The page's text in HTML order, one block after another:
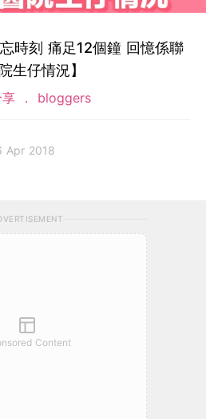
時刻 痛足12個鐘 回憶係聯
生仔情況】
bloggers
Apr 2018
Content